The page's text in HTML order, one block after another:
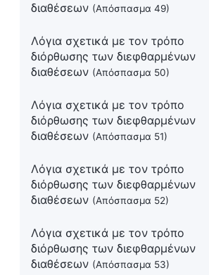
διαθέσεων (Απόσπασμα 49)
Λόγια σχετικά με τον τρόπο
διόρθωσης των διεφθαρμένων
διαθέσεων (Απόσπασμα 50)
Λόγια σχετικά με τον τρόπο
διόρθωσης των διεφθαρμένων
διαθέσεων (Απόσπασμα 51)
Λόγια σχετικά με τον τρόπο
διόρθωσης των διεφθαρμένων
διαθέσεων (Απόσπασμα 52)
Λόγια σχετικά με τον τρόπο
διόρθωσης των διεφθαρμένων
διαθέσεων (Απόσπασμα 53)